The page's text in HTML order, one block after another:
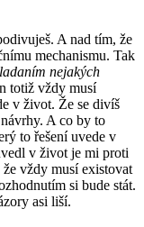
A nad tím, že
mechanismu. Tak
nejakých
totiž vždy musí
v život. Že se divíš
A co by to
to řešení uvede v
v život je mi proti
vždy musí existovat
si bude stát.
asi liší.